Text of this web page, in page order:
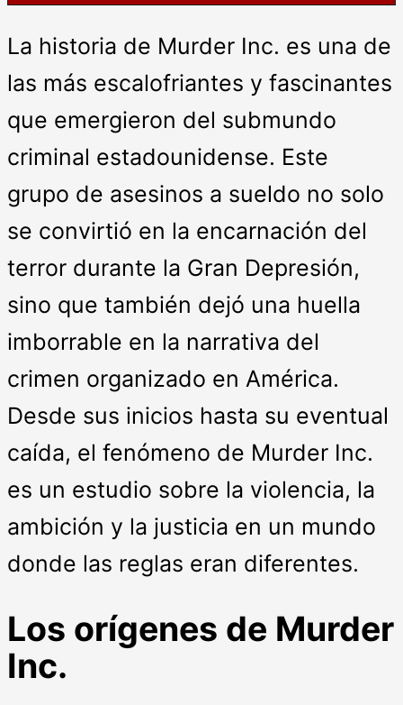
La historia de Murder Inc. es una de
las más escalofriantes y fascinantes
que emergieron del submundo
criminal estadounidense. Este
grupo de asesinos a sueldo no solo
se convirtió en la encarnación del
terror durante la Gran Depresión,
sino que también dejó una huella
imborrable en la narrativa del
crimen organizado en América.
Desde sus inicios hasta su eventual
caída, el fenómeno de Murder Inc.
es un estudio sobre la violencia, la
ambición y la justicia en un mundo
donde las reglas eran diferentes.
Los orígenes de Murder
Inc.